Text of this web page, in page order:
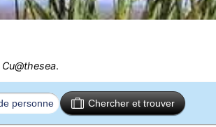
Cu@thesea.
Chercher et trouver